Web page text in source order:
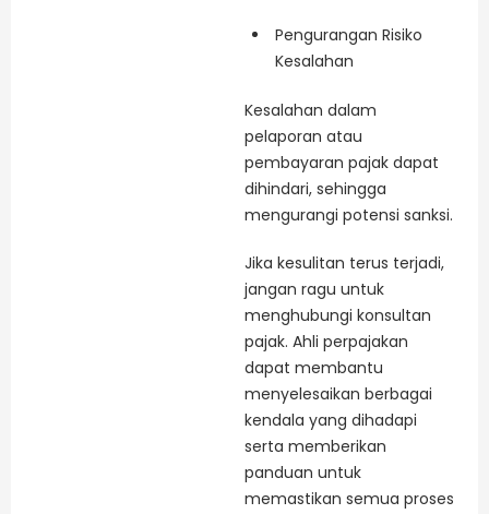
Pengurangan Risiko
Kesalahan
Kesalahan dalam
pelaporan atau
pembayaran pajak dapat
dihindari, sehingga
mengurangi potensi sanksi.
Jika kesulitan terus terjadi,
jangan ragu untuk
menghubungi konsultan
pajak. Ahli perpajakan
dapat membantu
menyelesaikan berbagai
kendala yang dihadapi
serta memberikan
panduan untuk
memastikan semua proses